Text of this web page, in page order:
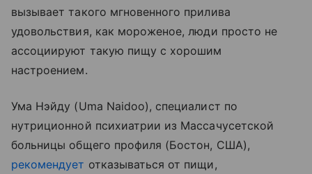
вызывает такого мгновенного прилива
удовольствия, как мороженое, люди просто не
ассоциируют такую пищу с хорошим
настроением.
Ума Нэйду (Uma Naidoo), специалист по
нутриционной психиатрии из Массачусетской
больницы общего профиля (Бостон, США),
рекомендует отказываться от пищи,